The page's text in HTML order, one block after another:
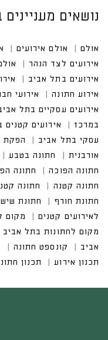
נושאים
אולם אולם אירועים
רועים לצד הנהר
אולם
ים בתל אביב
אירוע חברה
אירוע חתונה
אירועי חברה
אירועים עסקיים בתל אביב
אירועים קטנים בתל אביב